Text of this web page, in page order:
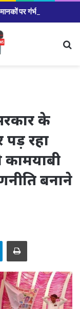
के
रहा
बनाने
TelegramPrint